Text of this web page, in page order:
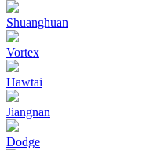
Shuanghuan
Vortex
Hawtai
Jiangnan
Dodge